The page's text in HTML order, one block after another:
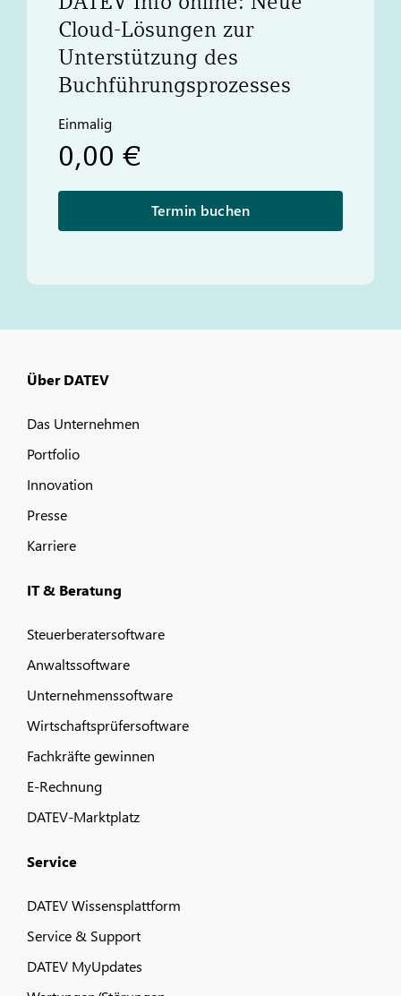
Cloud-Lösungen zur
Unterstützung des
Buchführungsprozesses
Einmalig
0,00 €
Termin buchen
Über DATEV
Das Unternehmen
Portfolio
Innovation
Presse
Karriere
IT & Beratung
Steuerberatersoftware
Anwaltssoftware
Unternehmenssoftware
Wirtschaftsprüfersoftware
Fachkräfte gewinnen
E-Rechnung
DATEV-Marktplatz
Service
DATEV Wissensplattform
Service & Support
DATEV MyUpdates